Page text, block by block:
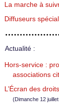
La marche à
Diffuseurs
Actualité :
Hors-service :
associations
L’Écran des
(Dimanche 12